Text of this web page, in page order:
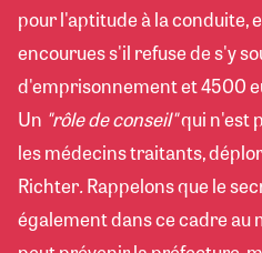
pour l'aptitude à la conduite,
encourues s'il refuse de s'y
d'emprisonnement et 4500
Un "rôle de conseil"qui n'est
les médecins traitants,
Richter.Rappelons que le
également dans ce cadre au